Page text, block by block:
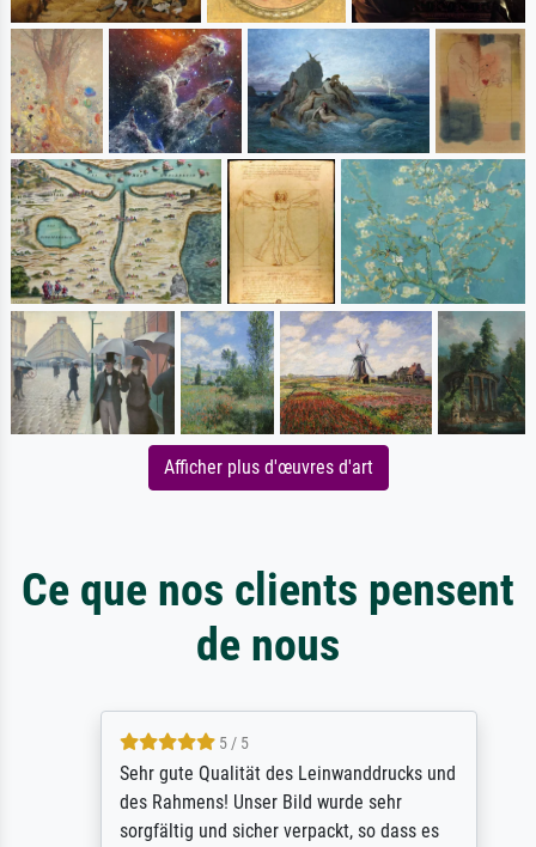
Afficher plus d'œuvres d'art
Ce que nos clients pensent
de nous
5 / 5
Sehr gute Qualität des Leinwanddrucks und
des Rahmens! Unser Bild wurde sehr
sorgfältig und sicher verpackt, so dass es